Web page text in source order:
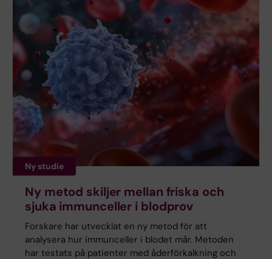
Ny studie
Ny metod skiljer mellan friska och
sjuka immunceller i blodprov
Forskare har utvecklat en ny metod för att
analysera hur immunceller i blodet mår. Metoden
har testats på patienter med åderförkalkning och